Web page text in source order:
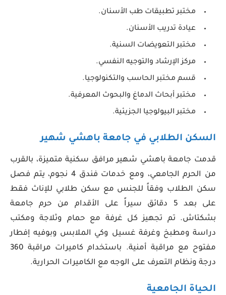
مختبر تطبيقات طب الأسنان.
عيادة تدريب الأسنان.
مختبر التعويضات السنية.
مركز الإرشاد والتوجيه النفسي.
قسم مختبر الحاسب والتكنولوجيا.
مختبر أبحاث الدماغ والبحوث المعرفية.
مختبر البيولوجيا الجزيئية.
السكن الطلابي في جامعة باهشي شهير
قدمت جامعة باهشي شهير مرافق سكنية متميزة، بالقرب
من الحرم الجامعي، ومع خدمات فندق 4 نجوم، يتم فصل
سكن الطلاب وفقاً للجنس مع سكن طلابي للإناث فقط
على بعد 5 دقائق سيراً على الأقدام من حرم جامعة
بشكتاش. تم تجهيز كل غرفة مع حمام وثلاجة ومكتب
دراسة ومطبخ وغرفة غسيل وكي الملابس وبوفيه إفطار
مفتوح مع مراقبة أمنية. باستخدام كاميرات مراقبة 360
درجة ونظام التعرف على الوجه مع الكاميرات الحرارية.
الحياة الجامعية